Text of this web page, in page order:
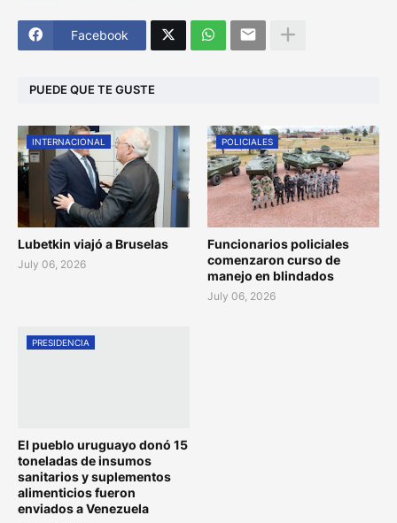
Facebook
PUEDE QUE TE GUSTE
INTERNACIONAL
Lubetkin viajó a Bruselas
July 06, 2026
POLICIALES
Funcionarios policiales
comenzaron curso de
manejo en blindados
July 06, 2026
PRESIDENCIA
El pueblo uruguayo donó 15
toneladas de insumos
sanitarios y suplementos
alimenticios fueron
enviados a Venezuela